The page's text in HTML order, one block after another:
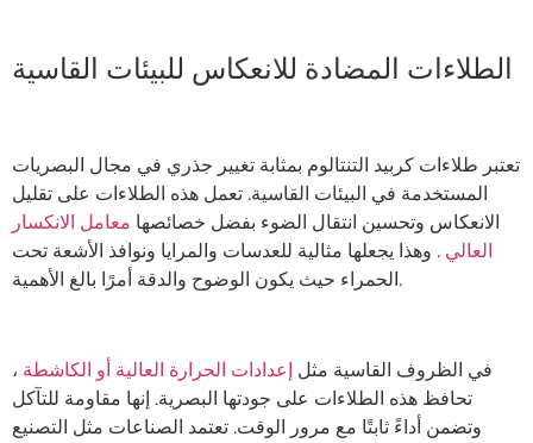
الطلاءات المضادة للانعكاس للبيئات القاسية
تعتبر طلاءات كربيد التنتالوم بمثابة تغيير جذري في مجال البصريات
المستخدمة في البيئات القاسية. تعمل هذه الطلاءات على تقليل
الانعكاس وتحسين انتقال الضوء بفضل خصائصها معامل الانكسار
العالي . وهذا يجعلها مثالية للعدسات والمرايا ونوافذ الأشعة تحت
الحمراء حيث يكون الوضوح والدقة أمرًا بالغ الأهمية.
في الظروف القاسية مثل إعدادات الحرارة العالية أو الكاشطة ،
تحافظ هذه الطلاءات على جودتها البصرية. إنها مقاومة للتآكل
وتضمن أداءً ثابتًا مع مرور الوقت. تعتمد الصناعات مثل التصنيع